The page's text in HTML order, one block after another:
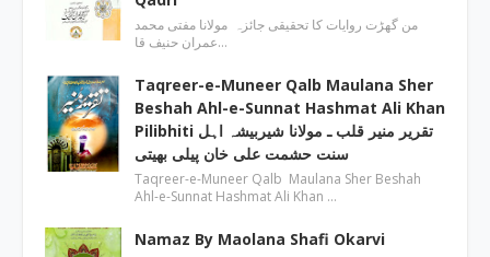
من گھڑت روایات کا تحقیقی جائزہ مولانا مفتی محمد
عمران حنیف قا…
Taqreer-e-Muneer Qalb Maulana Sher
Beshah Ahl-e-Sunnat Hashmat Ali Khan
Pilibhiti تقریر منیر قلب ـ مولانا شیربیشہ اہل
سنت حشمت علی خان پیلی بھیتی
Taqreer-e-Muneer Qalb Maulana Sher Beshah
Ahl-e-Sunnat Hashmat Ali Khan …
Namaz By Maolana Shafi Okarvi